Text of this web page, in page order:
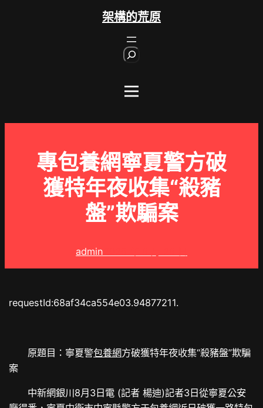
架構的荒原
專包養網寧夏警方破
獲特年夜收集“殺豬
盤”欺騙案
admin
requestId:68af34ca554e03.94877211.
原題目：寧夏警包養網方破獲特年夜收集“殺豬盤”欺騙
案
中新網銀川8月3日電 (記者 楊迪)記者3日從寧夏公安